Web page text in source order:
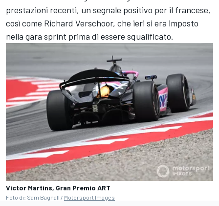
prestazioni recenti, un segnale positivo per il francese,
così come Richard Verschoor, che ieri si era imposto
nella gara sprint prima di essere squalificato.
Victor Martins, Gran Premio ART
Foto di: Sam Bagnall / Motorsport Images